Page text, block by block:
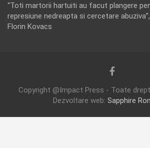
“Toti martorii hartuiti au facut plangere
represiune nedreapta si cercetare
Florin Kovacs
Copyright @Impact Press - Toate
Dezvoltare web: Sapphire